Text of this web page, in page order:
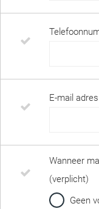
E-mail
Wanneer
(verplicht)
Geen